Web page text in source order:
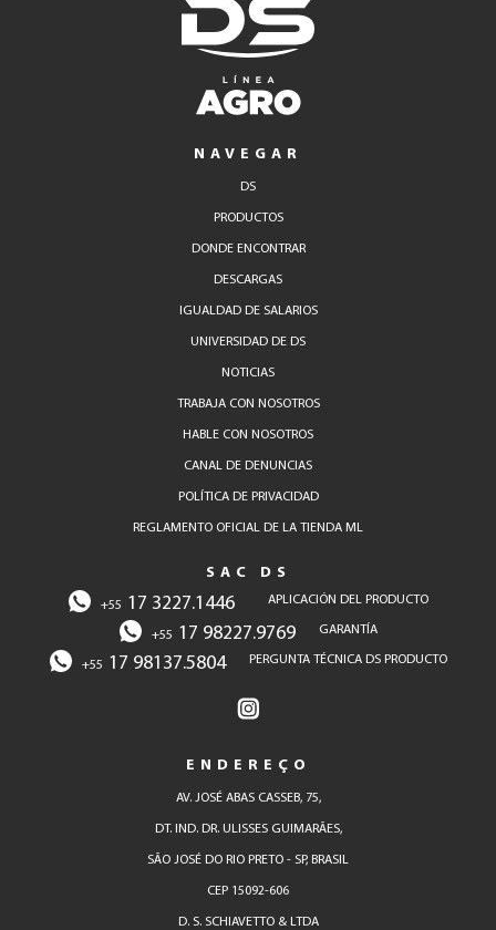
NAVEGAR
DS
PRODUCTOS
DONDE ENCONTRAR
DESCARGAS
IGUALDAD DE SALARIOS
UNIVERSIDAD DE DS
NOTICIAS
TRABAJA CON NOSOTROS
HABLE CON NOSOTROS
CANAL DE DENUNCIAS
POLÍTICA DE PRIVACIDAD
REGLAMENTO OFICIAL DE LA TIENDA ML
SAC DS
+55 17 3227.1446 APLICACIÓN DEL PRODUCTO
+55 17 98227.9769 GARANTÍA
+55 17 98137.5804 PERGUNTA TÉCNICA DS PRODUCTO
ENDEREÇO
AV. JOSÉ ABAS CASSEB, 75,
DT. IND. DR. ULISSES GUIMARÃES,
SÃO JOSÉ DO RIO PRETO - SP, BRASIL
CEP 15092-606
D. S. SCHIAVETTO & LTDA